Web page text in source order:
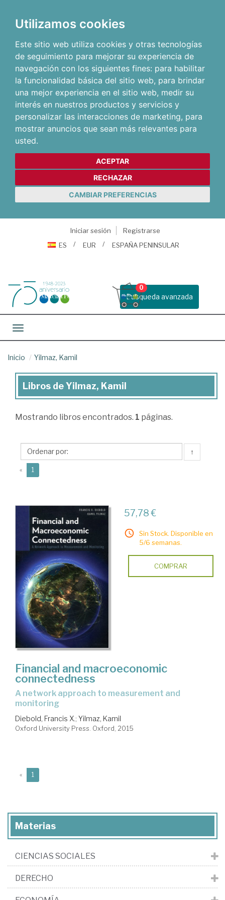
Utilizamos cookies
Este sitio web utiliza cookies y otras tecnologías
de seguimiento para mejorar su experiencia de
navegación con los siguientes fines: para habilitar
la funcionalidad básica del sitio web, para brindar
una mejor experiencia en el sitio web, medir su
interés en nuestros productos y servicios y
personalizar las interacciones de marketing, para
mostrar anuncios que sean más relevantes para
usted.
ACEPTAR
RECHAZAR
CAMBIAR PREFERENCIAS
Iniciar sesión
Registrarse
ES
EUR ESPAÑA PENINSULAR
Busqueda avanzada
0
Toggle navigation
Inicio Yilmaz, Kamil
Libros
Yilmaz,
Libros de Yilmaz, Kamil
Mostrando libros encontrados. 1 páginas.
↑
« 1
57,78 €
Sin Stock. Disponible en
5/6 semanas.
COMPRAR
Financial and macroeconomic
connectedness
a network approach to measurement and
monitoring
Diebold, Francis X.; Yilmaz, Kamil
Oxford University Press. Oxford, 2015
« 1
Materias
CIENCIAS SOCIALES
DERECHO